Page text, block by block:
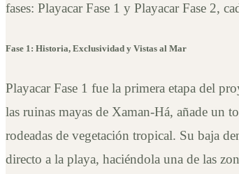
fases: Playacar Fase 1 y Playacar Fase 2,
Fase 1: Historia, Exclusividad y Vistas al Mar
Playacar Fase 1 fue la primera etapa del
las ruinas mayas de Xaman-Há, añade un
rodeadas de vegetación tropical. Su baja
directo a la playa, haciéndola una de las